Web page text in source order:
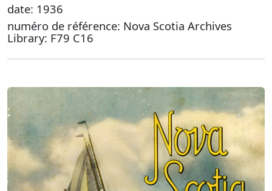
date: 1936
numéro de référence: Nova Scotia Archives
Library: F79 C16